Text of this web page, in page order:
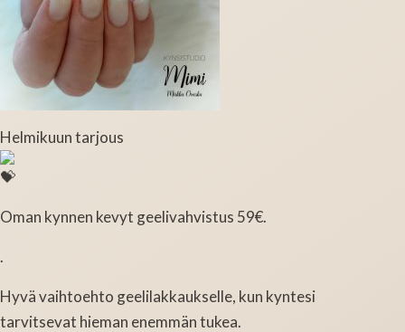
Helmikuun tarjous
Oman kynnen kevyt geelivahvistus 59€.
.
Hyvä vaihtoehto geelilakkaukselle, kun kyntesi
tarvitsevat hieman enemmän tukea.